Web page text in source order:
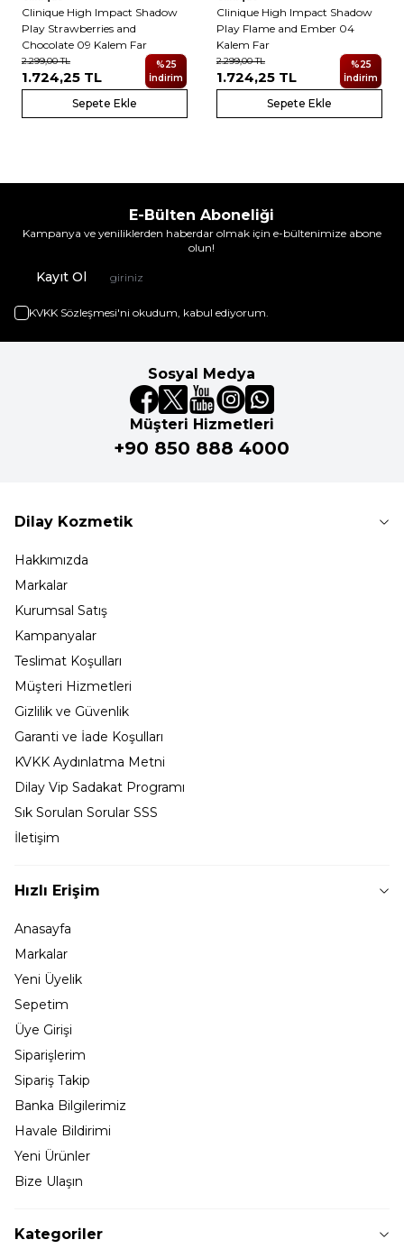
Clinique High Impact Shadow
Play Strawberries and
Chocolate 09 Kalem Far
2.299,00TL
1.724,25 TL
%25
İndirim
Sepete Ekle
Clinique High Impact Shadow
Play Flame and Ember 04
Kalem Far
2.299,00TL
1.724,25 TL
%25
İndirim
Sepete Ekle
E-Bülten Aboneliği
Kampanya ve yeniliklerden haberdar olmak için e-bültenimize abone
olun!
Kayıt Ol
KVKK Sözleşmesi'ni okudum, kabul ediyorum.
Sosyal Medya
Müşteri Hizmetleri
+90 850 888 4000
Dilay Kozmetik
Hakkımızda
Markalar
Kurumsal Satış
Kampanyalar
Teslimat Koşulları
Müşteri Hizmetleri
Gizlilik ve Güvenlik
Garanti ve İade Koşulları
KVKK Aydınlatma Metni
Dilay Vip Sadakat Programı
Sık Sorulan Sorular SSS
İletişim
Hızlı Erişim
Anasayfa
Markalar
Yeni Üyelik
Sepetim
Üye Girişi
Siparişlerim
Sipariş Takip
Banka Bilgilerimiz
Havale Bildirimi
Yeni Ürünler
Bize Ulaşın
Kategoriler